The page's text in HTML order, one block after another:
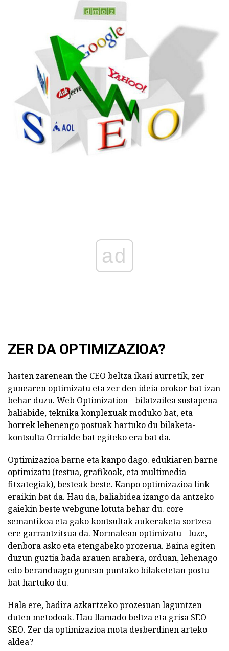
ad
ZER DA OPTIMIZAZIOA?
hasten zarenean the CEO beltza ikasi aurretik, zer
gunearen optimizatu eta zer den ideia orokor bat izan
behar duzu. Web Optimization - bilatzailea sustapena
baliabide, teknika konplexuak moduko bat, eta
horrek lehenengo postuak hartuko du bilaketa-
kontsulta Orrialde bat egiteko era bat da.
Optimizazioa barne eta kanpo dago. edukiaren barne
optimizatu (testua, grafikoak, eta multimedia-
fitxategiak), besteak beste. Kanpo optimizazioa link
eraikin bat da. Hau da, baliabidea izango da antzeko
gaiekin beste webgune lotuta behar du. core
semantikoa eta gako kontsultak aukeraketa sortzea
ere garrantzitsua da. Normalean optimizatu - luze,
denbora asko eta etengabeko prozesua. Baina egiten
duzun guztia bada arauen arabera, orduan, lehenago
edo beranduago gunean puntako bilaketetan postu
bat hartuko du.
Hala ere, badira azkartzeko prozesuan laguntzen
duten metodoak. Hau llamado beltza eta grisa SEO
SEO. Zer da optimizazioa mota desberdinen arteko
aldea?